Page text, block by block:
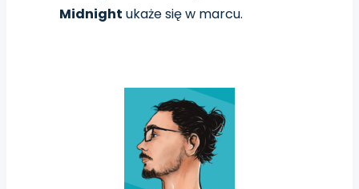
Midnight ukaże się w marcu.